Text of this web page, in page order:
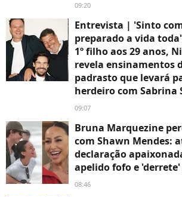
09:20
Entrevista | 'Sinto
preparado a vida
1º filho aos 29 anos,
revela ensinamentos
padrasto que levará
herdeiro com Sabrina
09:07
Bruna Marquezine
com Shawn Mendes:
declaração
apelido fofo e
08:46